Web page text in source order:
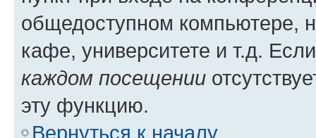
общедоступном компьютере,
кафе, университете и т.д.
каждом посещении
эту функцию.
Вернуться к началу